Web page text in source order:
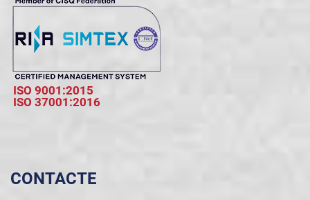
ISO 9001:2015
ISO 37001:2016
CONTACTE